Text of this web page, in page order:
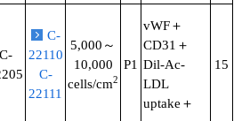
ガイド
C-
C-
22110
C-
22111
5,000～
10,000
cells/cm2
P1
vWF＋
CD31＋
Dil-Ac-
LDL
uptake＋
15